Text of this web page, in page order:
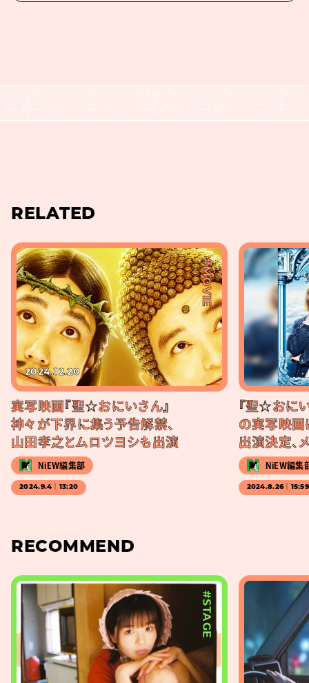
RELATED
#MOVIE
2024.12.20
実写映画『聖☆おにいさん』
神々が下界に集う予告解禁、
山田孝之とムロツヨシも出演
NiEW編集部
2024.9.4｜13:20
『聖☆おに
の実写映画
出演決定、
NiEW編集
2024.8.26｜15:59
RECOMMEND
#STAGE